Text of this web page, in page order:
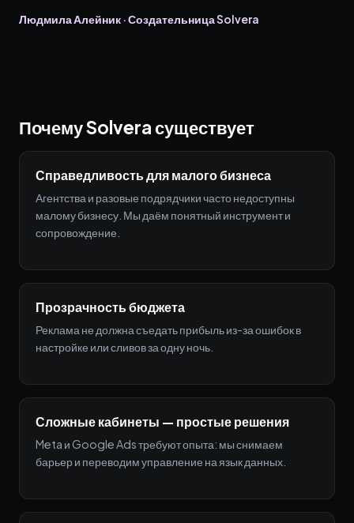
Людмила Алейник ·Создательница Solvera
Почему Solvera существует
Справедливость для малого бизнеса
Агентства и разовые подрядчики часто недоступны
малому бизнесу. Мы даём понятный инструмент и
сопровождение.
Прозрачность бюджета
Реклама не должна съедать прибыль из-за ошибок в
настройке или сливов за одну ночь.
Сложные кабинеты — простые решения
Meta и Google Ads требуют опыта: мы снимаем
барьер и переводим управление на язык данных.